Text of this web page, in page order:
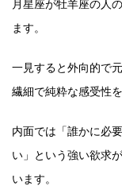
月星座が牡羊座の人
ます。
一見すると外向的で
繊細で純粋な感受性
内面では「誰かに必
い」という強い欲求
います。